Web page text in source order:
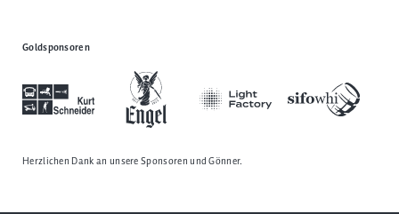
Goldsponsoren
Herzlichen Dank an unsereSponsoren und Gönner.